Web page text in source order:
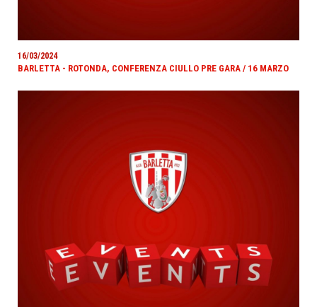
16/03/2024
BARLETTA - ROTONDA, CONFERENZA CIULLO PRE GARA / 16 MARZO